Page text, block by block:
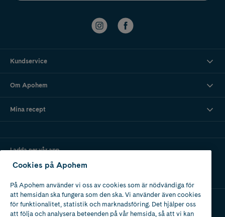
Kundservice
Om Apohem
Mina recept
Ladda ner vår app
Apotek med tillstånd
Cookies på Apohem
På Apohem använder vi oss av cookies som är nödvändiga för
att hemsidan ska fungera som den ska. Vi använder även cookies
för funktionalitet, statistik och marknadsföring. Det hjälper oss
att följa och analysera beteenden på vår hemsida, så att vi kan